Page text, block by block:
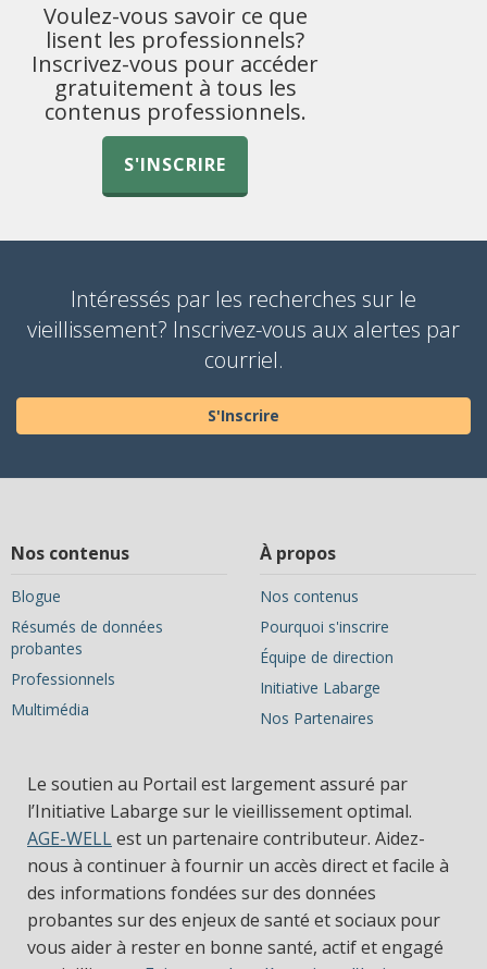
Voulez-vous savoir ce que
lisent les professionnels?
Inscrivez-vous pour accéder
gratuitement à tous les
contenus professionnels.
S'INSCRIRE
Intéressés par les recherches sur le
vieillissement? Inscrivez-vous aux alertes par
courriel.
S'Inscrire
Nos contenus
Blogue
Résumés de données
probantes
Professionnels
Multimédia
À propos
Nos contenus
Pourquoi s'inscrire
Équipe de direction
Initiative Labarge
Nos Partenaires
Le soutien au Portail est largement assuré par
l’Initiative Labarge sur le vieillissement optimal.
AGE-WELLest un partenaire contributeur. Aidez-
nous à continuer à fournir un accès direct et facile à
des informations fondées sur des données
probantes sur des enjeux de santé et sociaux pour
vous aider à rester en bonne santé, actif et engagé